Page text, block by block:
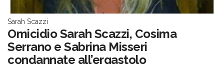
Sarah Scazzi
Omicidio Sarah Scazzi, Cosima
Serrano e Sabrina Misseri
condannate all’ergastolo